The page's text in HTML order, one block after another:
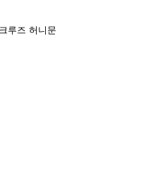
크루즈 허니문